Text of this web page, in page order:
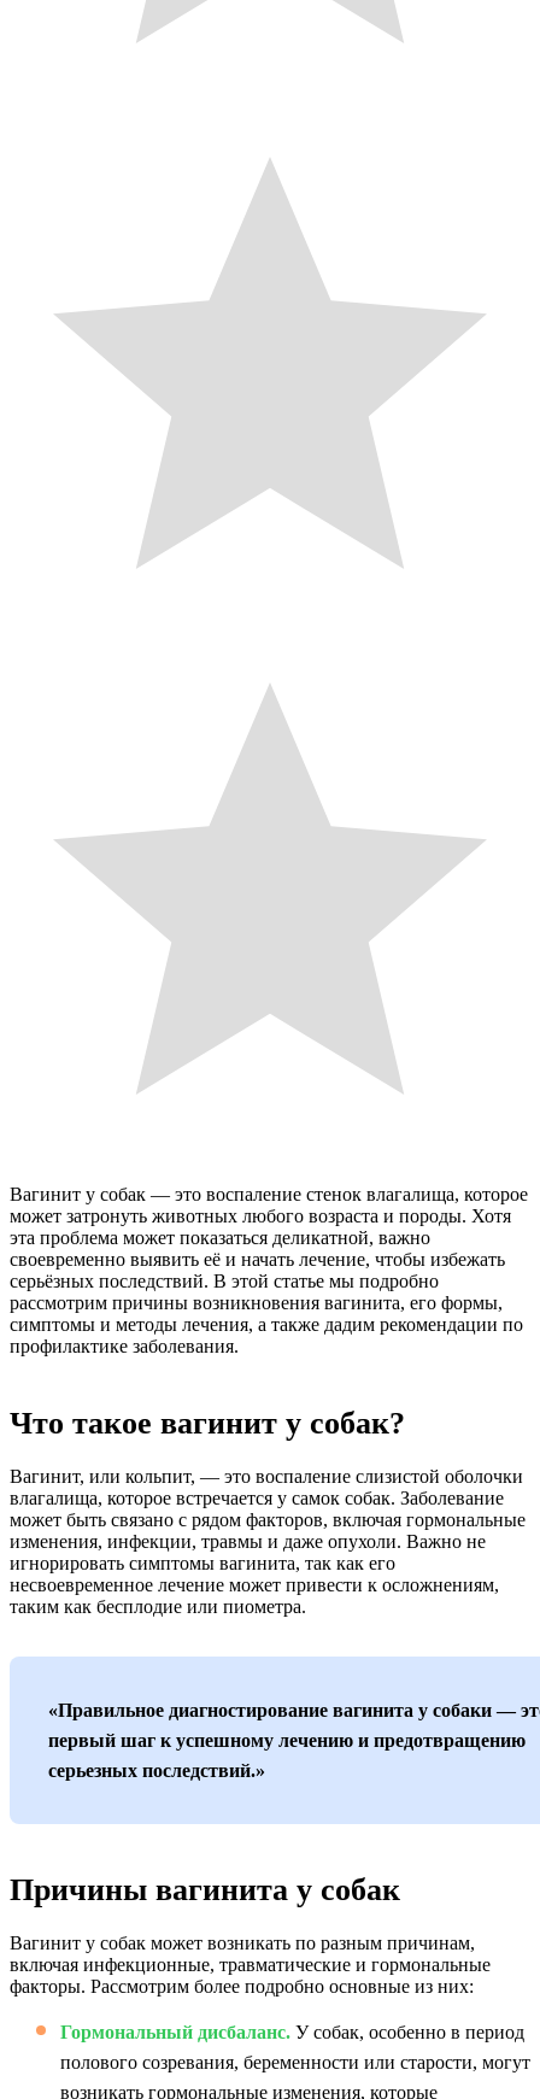
Вагинит у собак — это воспаление стенок влагалища, которое
может затронуть животных любого возраста и породы. Хотя
эта проблема может показаться деликатной, важно
своевременно выявить её и начать лечение, чтобы избежать
серьёзных последствий. В этой статье мы подробно
рассмотрим причины возникновения вагинита, его формы,
симптомы и методы лечения, а также дадим рекомендации по
профилактике заболевания.
Что такое вагинит у собак?
Вагинит, или кольпит, — это воспаление слизистой оболочки
влагалища, которое встречается у самок собак. Заболевание
может быть связано с рядом факторов, включая гормональные
изменения, инфекции, травмы и даже опухоли. Важно не
игнорировать симптомы вагинита, так как его
несвоевременное лечение может привести к осложнениям,
таким как бесплодие или пиометра.
«Правильное диагностирование вагинита у собаки —
первый шаг к успешному лечению и предотвращению
серьезных последствий.»
Причины вагинита у собак
Вагинит у собак может возникать по разным причинам,
включая инфекционные, травматические и гормональные
факторы. Рассмотрим более подробно основные из них:
Гормональный дисбаланс. У собак, особенно в период
полового созревания, беременности или старости, могут
возникать гормональные изменения, которые